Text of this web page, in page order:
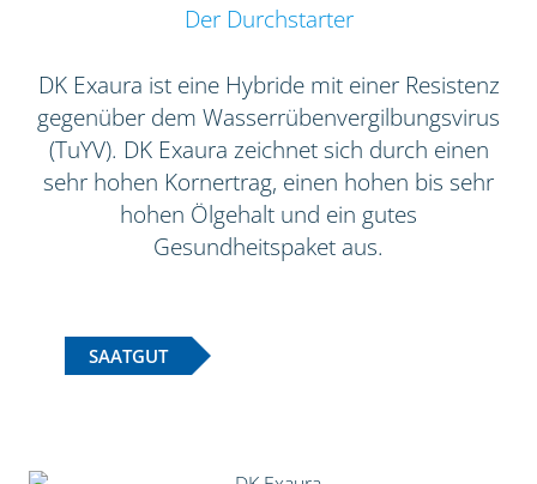
Der Durchstarter
DK Exaura ist eine Hybride mit einer Resistenz
gegenüber dem Wasserrübenvergilbungsvirus
(TuYV). DK Exaura zeichnet sich durch einen
sehr hohen Kornertrag, einen hohen bis sehr
hohen Ölgehalt und ein gutes
Gesundheitspaket aus.
SAATGUT